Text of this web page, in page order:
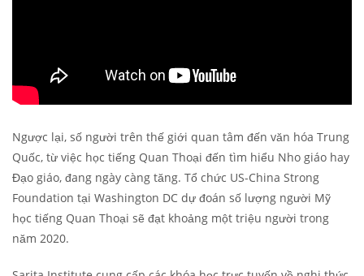
Ngược lại, số người trên thế giới quan tâm đến văn hóa Trung
Quốc, từ việc học tiếng Quan Thoại đến tìm hiểu Nho giáo hay
Đạo giáo, đang ngày càng tăng. Tổ chức US-China Strong
Foundation tại Washington DC dự đoán số lượng người Mỹ
học tiếng Quan Thoại sẽ đạt khoảng một triệu người trong
năm 2020.